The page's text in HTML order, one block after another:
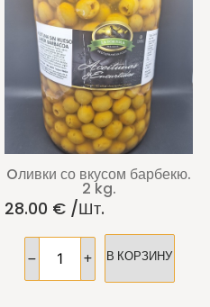
Oливки со вкусом барбекю.
2 kg.
28.00 € /шт.
В КОРЗИНУ